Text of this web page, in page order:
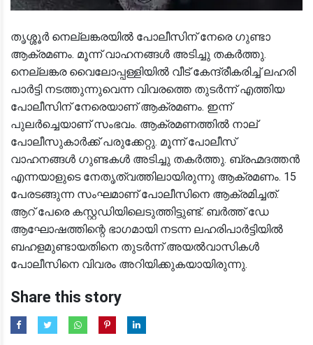
തൃശ്ശൂർ നെല്ലങ്കരയിൽ പോലീസിന് നേരെ ഗുണ്ടാ
ആക്രമണം. മൂന്ന് വാഹനങ്ങൾ അടിച്ചു തകർത്തു.
നെല്ലങ്കര വൈലോപ്പള്ളിയിൽ വീട് കേന്ദ്രീകരിച്ച് ലഹരി
പാർട്ടി നടത്തുന്നുവെന്ന വിവരത്തെ തുടർന്ന് എത്തിയ
പോലീസിന് നേരെയാണ് ആക്രമണം. ഇന്ന്
പുലർച്ചെയാണ് സംഭവം. ആക്രമണത്തിൽ നാല്
പോലീസുകാർക്ക് പരുക്കേറ്റു. മൂന്ന് പോലീസ്
വാഹനങ്ങൾ ഗുണ്ടകൾ അടിച്ചു തകർത്തു. ബ്രഹ്മദത്തൻ
എന്നയാളുടെ നേതൃത്വത്തിലായിരുന്നു ആക്രമണം. 15
പേരടങ്ങുന്ന സംഘമാണ് പോലീസിനെ ആക്രമിച്ചത്.
ആറ് പേരെ കസ്റ്റഡിയിലെടുത്തിട്ടുണ്ട്. ബർത്ത് ഡേ
ആഘോഷത്തിന്റെ ഭാഗമായി നടന്ന ലഹരിപാർട്ടിയിൽ
ബഹളമുണ്ടായതിനെ തുടർന്ന് അയൽവാസികൾ
പോലീസിനെ വിവരം അറിയിക്കുകയായിരുന്നു.
Share this story